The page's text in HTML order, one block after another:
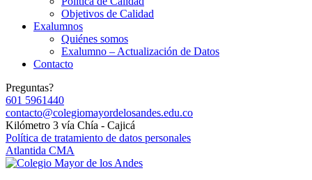
Objetivos de Calidad
Exalumnos
Quiénes somos
Exalumno – Actualización de Datos
Contacto
Preguntas?
601 5961440
contacto@colegiomayordelosandes.edu.co
Kilómetro 3 vía Chía - Cajicá
Política de tratamiento de datos personales
Atlantida CMA